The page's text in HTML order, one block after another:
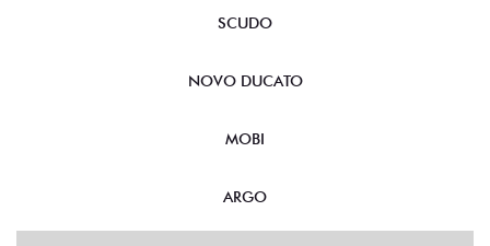
SCUDO
NOVO DUCATO
MOBI
ARGO